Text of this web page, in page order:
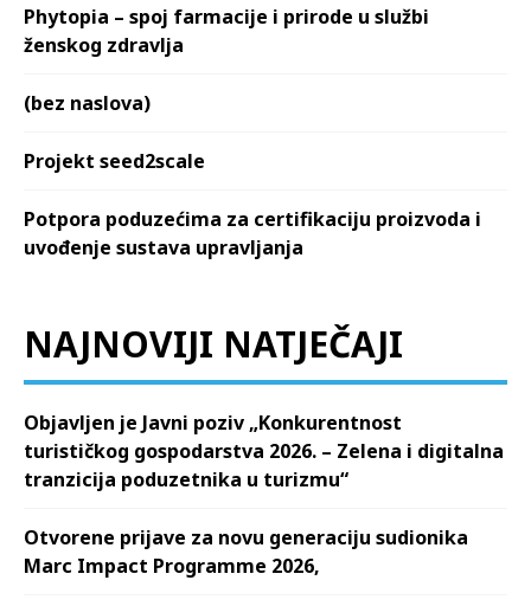
Phytopia – spoj farmacije i prirode u službi
ženskog zdravlja
(bez naslova)
Projekt seed2scale
Potpora poduzećima za certifikaciju proizvoda i
uvođenje sustava upravljanja
NAJNOVIJI NATJEČAJI
Objavljen je Javni poziv „Konkurentnost
turističkog gospodarstva 2026. – Zelena i digitalna
tranzicija poduzetnika u turizmu“
Otvorene prijave za novu generaciju sudionika
Marc Impact Programme 2026,